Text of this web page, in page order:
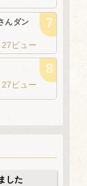
んダン
27ビュー
27ビュー
した